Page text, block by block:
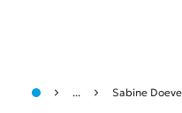
... Sabine